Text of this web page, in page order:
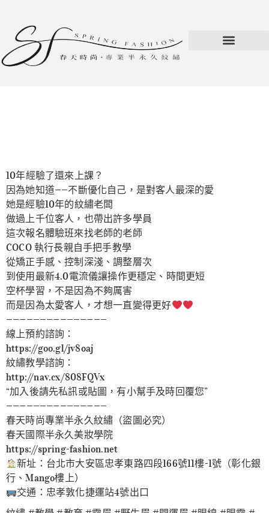
10年經驗了還來上課？
因為她知道——不斷優化自己，是對客人最深的愛
她是經驗10年的紋繡老闆
做過上千位客人，也帶出許多學員
這次報名體驗班來找老師的老師
COCO 執行長親自手把手教學
從矯正手感、控制深淺、調整層次
到使用最新4.0電流儀讓操作更穩定、時間更短
空杯學習，不是因為不夠厲害
而是因為太愛客人，才想一直變得更好
———————————————
線上預約諮詢：
https://goo.gl/jv8oaj
紋繡教學諮詢：
http://nav.cx/808FQVx
“加入後請先私訊或貼圖，有小幫手及時回覆您”
———————————————
春天時尚專業半永久紋繡（盜圖必究）
春天國際半永久美妝學院
https://spring-fashion.net
新址：台北市大安區忠孝東路四段166號11樓-1號（彰化銀
行、Mango樓上）
交通：忠孝敦化捷運站4號出口